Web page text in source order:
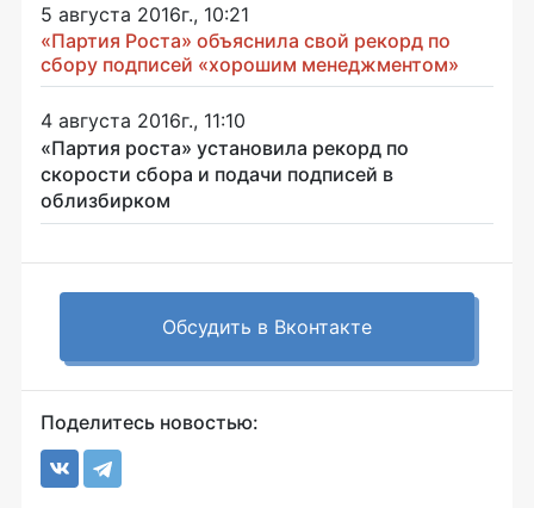
5 августа 2016г., 10:21
«Партия Роста» объяснила свой рекорд по
сбору подписей «хорошим менеджментом»
4 августа 2016г., 11:10
«Партия роста» установила рекорд по
скорости сбора и подачи подписей в
облизбирком
Обсудить в Вконтакте
Поделитесь новостью: